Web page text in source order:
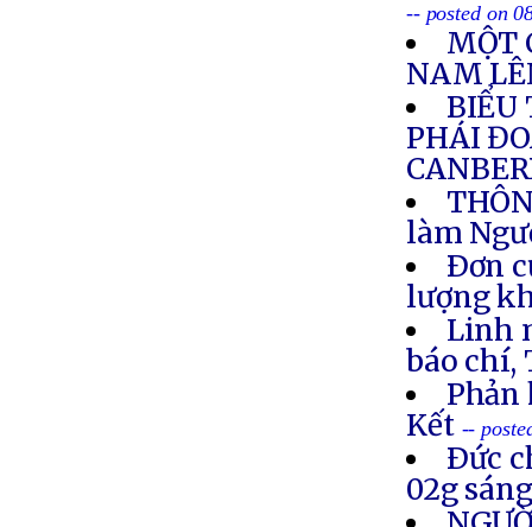
-- posted on
MỘT
NAM
BIỂU
PHÁI
làm
Ðơn
lượng
Linh
báo chí,
Phản
Kết --
Ðức
02g